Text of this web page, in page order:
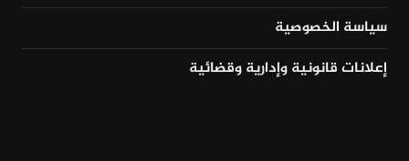
سياسة الخصوصية
إعلانات قانونية وإدارية وقضائية